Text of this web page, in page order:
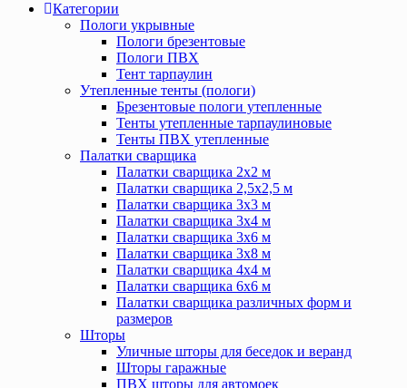
Категории
Пологи укрывные
Пологи брезентовые
Пологи ПВХ
Тент тарпаулин
Утепленные тенты (пологи)
Брезентовые пологи утепленные
Тенты утепленные тарпаулиновые
Тенты ПВХ утепленные
Палатки сварщика
Палатки сварщика 2х2 м
Палатки сварщика 2,5х2,5 м
Палатки сварщика 3х3 м
Палатки сварщика 3х4 м
Палатки сварщика 3х6 м
Палатки сварщика 3х8 м
Палатки сварщика 4х4 м
Палатки сварщика 6х6 м
Палатки сварщика различных форм и
размеров
Шторы
Уличные шторы для беседок и веранд
Шторы гаражные
ПВХ шторы для автомоек